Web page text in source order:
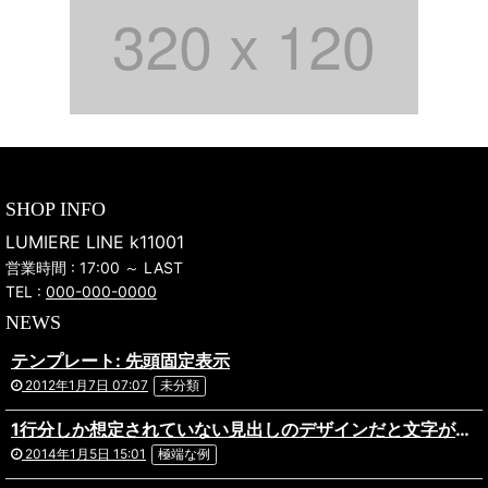
SHOP INFO
LUMIERE LINE k11001
営業時間 : 17:00 ～ LAST
TEL : 000-000-0000
NEWS
テンプレート: 先頭固定表示
2012年1月7日 07:07 未分類
1行分しか想定されていない見出しのデザインだと文字がはみ出してしまってあら大変。ものすごく長い日本語のタイトルが付いた記事の表示テストです。複数行になっても問題ないデザインだといいですね。あと前後の記事へのリンクを出力している場合や、パンくずリストを実装している場合なども表示にズレがないか確認しておきましょう。
2014年1月5日 15:01 極端な例